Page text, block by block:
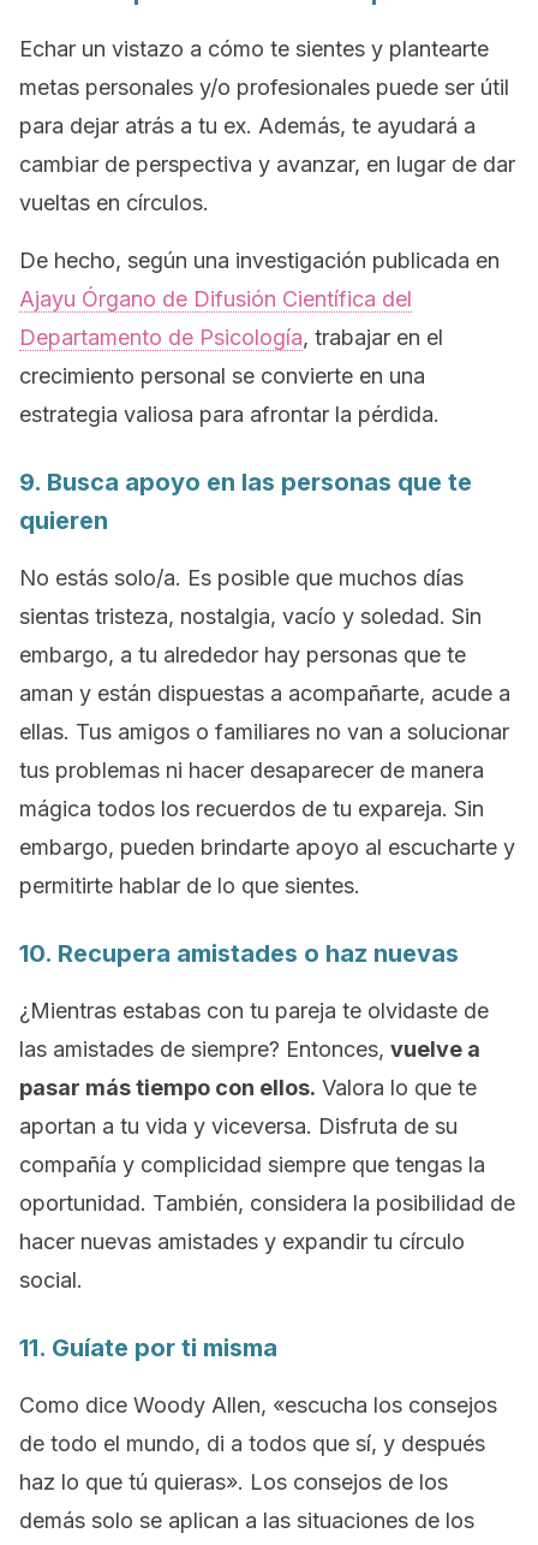
Echar un vistazo a cómo te sientes y plantearte
metas personales y/o profesionales puede ser útil
para dejar atrás a tu ex. Además, te ayudará a
cambiar de perspectiva y avanzar, en lugar de dar
vueltas en círculos.
De hecho, según una investigación publicada en
Ajayu Órgano de Difusión Científica del
Departamento de Psicología, trabajar en el
crecimiento personal se convierte en una
estrategia valiosa para afrontar la pérdida.
9. Busca apoyo en las personas que te
quieren
No estás solo/a. Es posible que muchos días
sientas tristeza, nostalgia, vacío y soledad. Sin
embargo, a tu alrededor hay personas que te
aman y están dispuestas a acompañarte, acude a
ellas. Tus amigos o familiares no van a solucionar
tus problemas ni hacer desaparecer de manera
mágica todos los recuerdos de tu expareja. Sin
embargo, pueden brindarte apoyo al escucharte y
permitirte hablar de lo que sientes.
10. Recupera amistades o haz nuevas
¿Mientras estabas con tu pareja te olvidaste de
las amistades de siempre? Entonces, vuelve a
pasar más tiempo con ellos. Valora lo que te
aportan a tu vida y viceversa. Disfruta de su
compañía y complicidad siempre que tengas la
oportunidad. También, considera la posibilidad de
hacer nuevas amistades y expandir tu círculo
social.
11. Guíate por ti misma
Como dice Woody Allen, «escucha los consejos
de todo el mundo, di a todos que sí, y después
haz lo que tú quieras». Los consejos de los
demás solo se aplican a las situaciones de los